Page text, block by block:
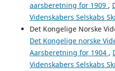
aarsberetning for 1909 ,
Videnskabers Selskabs
Det Kongelige Norske
Det Kongelige norske
Aarsberetning for 1904 ,
Videnskabers Selskabs